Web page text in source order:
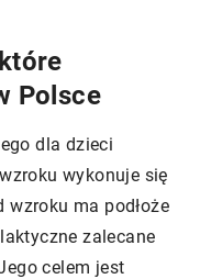
Polsce
dla dzieci
wykonuje się
wzroku ma podłoże
zalecane
celem jest